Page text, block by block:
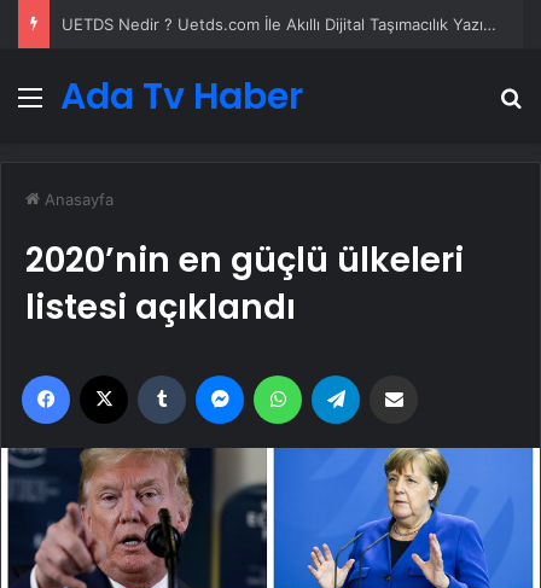
Datahost İle Güvenilir Sunucu Hizmetleri
Menü
Ada Tv Haber
Anasayfa
2020’nin en güçlü ülkeleri
listesi açıklandı
Facebook Tumblr MessengerWhatsApp